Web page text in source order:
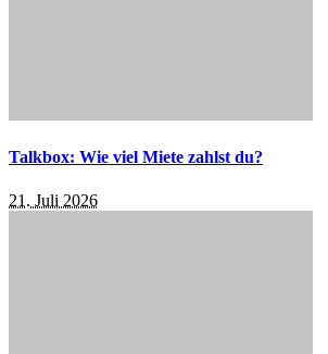
Talkbox: Wie viel Miete zahlst du?
21. Juli 2026